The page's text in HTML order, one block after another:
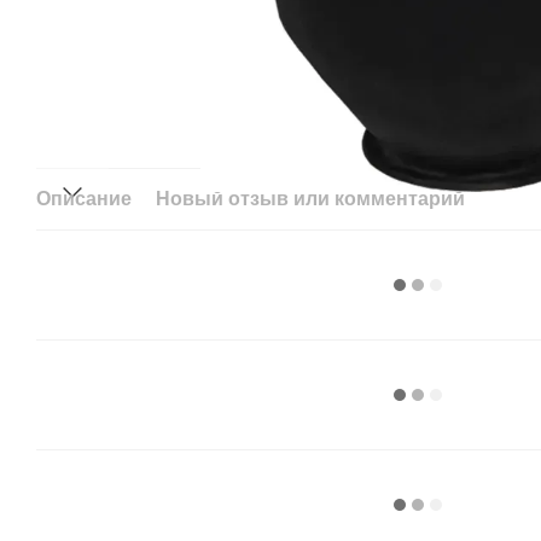
Описание Новый отзыв или комментарий